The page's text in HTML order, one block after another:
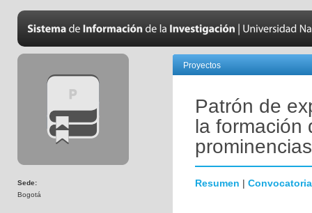
Sede:
Bogotá
Proyectos
Patrón de
la formación
Resumen | Convocatoria